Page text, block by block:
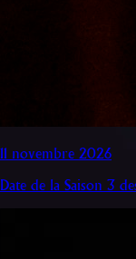
11 novembre 2026
Date de la Saison 3